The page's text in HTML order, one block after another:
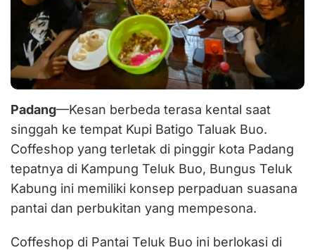
Mangrove
20
Hektar
Padang—Kesan berbeda terasa kental saat
singgah ke tempat Kupi Batigo Taluak Buo.
Coffeshop yang terletak di pinggir kota Padang
tepatnya di Kampung Teluk Buo, Bungus Teluk
Kabung ini memiliki konsep perpaduan suasana
pantai dan perbukitan yang mempesona.
Coffeshop di Pantai Teluk Buo ini berlokasi di